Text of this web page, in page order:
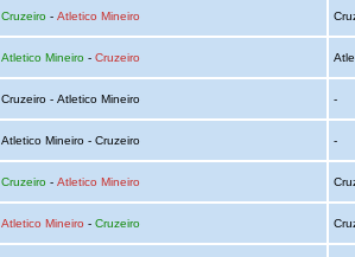
Cruzeiro- Atletico Mineiro
Atletico Mineiro- Cruzeiro
Cruzeiro - Atletico Mineiro -
Atletico Mineiro - Cruzeiro -
Cruzeiro- Atletico Mineiro
Atletico Mineiro - Cruzeiro